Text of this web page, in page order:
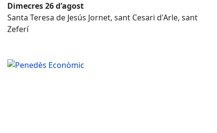
Dimecres 26 d'agost
Santa Teresa de Jesús Jornet, sant Cesari d'Arle, sant
Zeferí